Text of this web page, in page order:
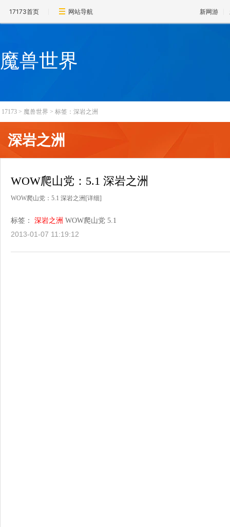
17173首页 网站导航 新网游
魔兽世界
17173 > 魔兽世界 > 标签：深岩之洲
深岩之洲
WOW爬山党：5.1 深岩之洲
WOW爬山党：5.1 深岩之洲 [详细]
标签： 深岩之洲 WOW爬山党 5.1
2013-01-07 11:19:12